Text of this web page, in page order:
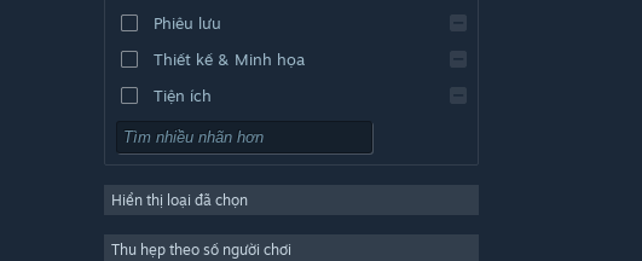
Phiêu lưu
Thiết kế & Minh họa
Tiện ích
Chơi miễn phí
Trực tuyến nhiều người chơi
Indie
Hiển thị loại đã chọn
Thu hẹp theo số người chơi